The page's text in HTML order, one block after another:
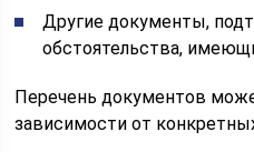
Другие документы,
обстоятельства,
Перечень документов
зависимости от